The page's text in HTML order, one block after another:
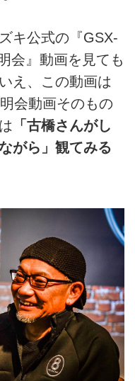
キ公式の『GSX-
会』動画を見ても
え、この動画は
会動画そのもの
「古橋さんがし
がら」観てみる